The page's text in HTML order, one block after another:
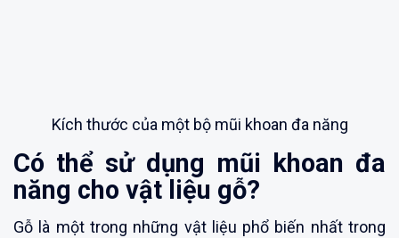
Kích thước của một bộ mũi khoan đa năng
Có thể sử dụng mũi khoan đa
năng cho vật liệu gỗ?
Gỗ là một trong những vật liệu phổ biến nhất trong